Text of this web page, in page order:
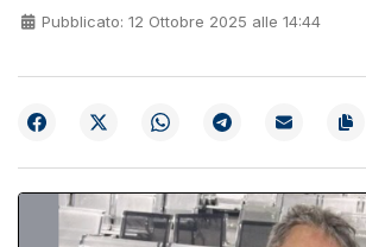
Pubblicato: 12 Ottobre 2025 alle 14:44